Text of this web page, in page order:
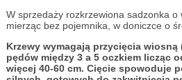
W sprzedaży rozkrzewiona sadzonka
mierząc bez pojemnika, w doniczce o
Krzewy wymagają przycięcia wiosną
pędów między 3 a 5 oczkiem licząc
więcej 40-60 cm. Cięcie spowoduje